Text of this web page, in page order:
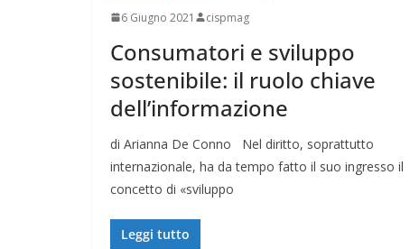
6 Giugno 2021 cispmag
Consumatori e sviluppo
sostenibile: il ruolo chiave
dell’informazione
di Arianna De Conno Nel diritto, soprattutto
internazionale, ha da tempo fatto il suo ingresso il
concetto di «sviluppo
Leggi tutto